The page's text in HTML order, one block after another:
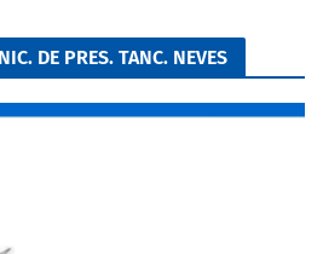
DE PRES. TANC. NEVES